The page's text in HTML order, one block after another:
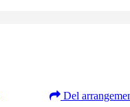
Del